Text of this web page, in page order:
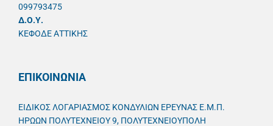
099793475
Δ.Ο.Υ.
ΚΕΦΟΔΕ ΑΤΤΙΚΗΣ
ΕΠΙΚΟΙΝΩΝΙΑ
ΕΙΔΙΚΟΣ ΛΟΓΑΡΙΑΣΜΟΣ ΚΟΝΔΥΛΙΩΝ ΕΡΕΥΝΑΣ Ε.Μ.Π.
ΗΡΩΩΝ ΠΟΛΥΤΕΧΝΕΙΟΥ 9, ΠΟΛΥΤΕΧΝΕΙΟΥΠΟΛΗ